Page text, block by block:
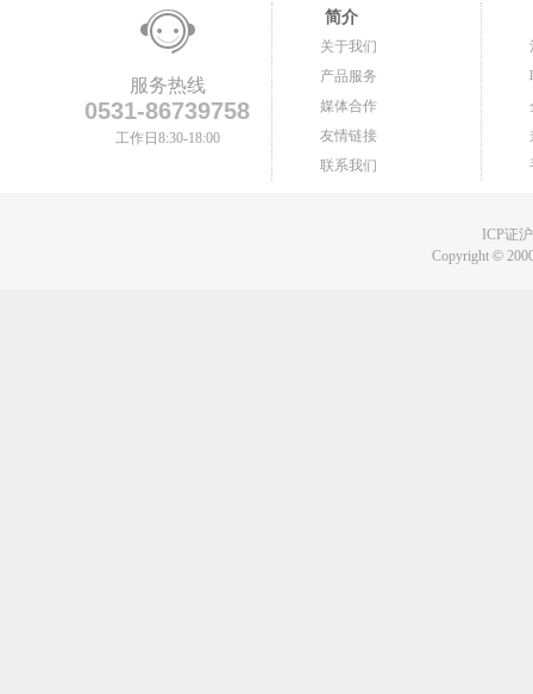
服务热线
0531-86739758
工作日8:30-18:00
简介
关于我们
产品服务
媒体合作
友情链接
联系我们
ICP证
Copyright©